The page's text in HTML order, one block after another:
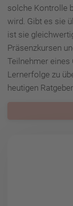
solche Kontrolle
wird. Gibt es sie
ist sie
Präsenzkursen
Teilnehmer eines
Lernerfolge zu
heutigen